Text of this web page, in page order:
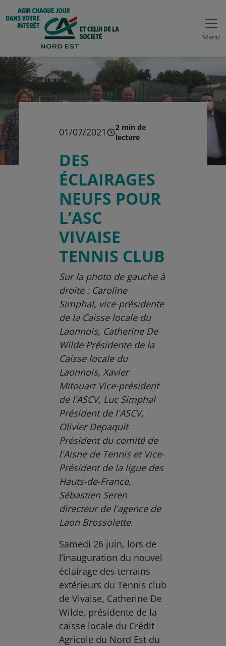
Menu
01/07/2021
2 min de
lecture
DES
ÉCLAIRAGES
NEUFS POUR
L’ASC
VIVAISE
TENNIS CLUB
Sur la photo de gauche à
droite : Caroline
Simphal, vice-présidente
de la Caisse locale du
Laonnois, Catherine De
Wilde Présidente de la
Caisse locale du
Laonnois, Xavier
Mitouart Vice-président
de l'ASCV, Luc Simphal
Président de l'ASCV,
Olivier Depaquit
Président du comité de
l'Aisne de Tennis et Vice-
Président de la ligue des
Hauts-de-France,
Sébastien Seren
directeur de l'agence de
Laon Brossolette.
Samedi 26 juin, lors de
l’inauguration du nouvel
éclairage des terrains
extérieurs du Tennis club
de Vivaise, Catherine De
Wilde, présidente de la
caisse locale du Crédit
Agricole du Nord Est du